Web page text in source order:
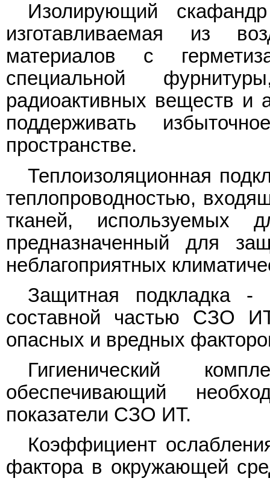
Изолирующий
изготавливаемая из
материалов с
специальной
радиоактивных веществ и
поддерживать
пространстве.
Теплоизоляционная
теплопроводностью,
тканей,
предназначенный для
неблагоприятных
Защитная подкладка -
составной частью СЗО
опасных и вредных
Гигиенический
обеспечивающий
показатели СЗО ИТ.
Коэффициент
фактора в окружающей